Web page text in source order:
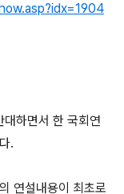
대하면서 한 국회연
.
연설내용이 최초로